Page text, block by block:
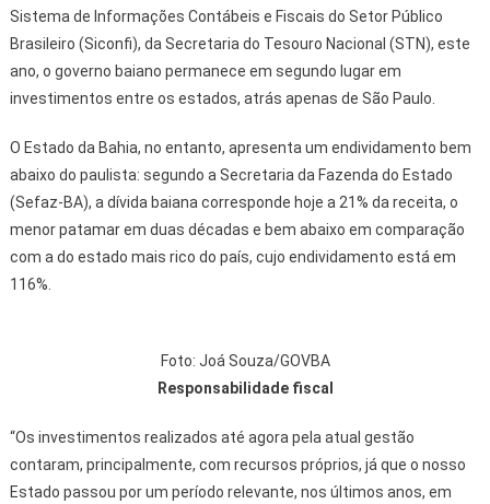
Sistema de Informações Contábeis e Fiscais do Setor Público
Brasileiro (Siconfi), da Secretaria do Tesouro Nacional (STN), este
ano, o governo baiano permanece em segundo lugar em
investimentos entre os estados, atrás apenas de São Paulo.
O Estado da Bahia, no entanto, apresenta um endividamento bem
abaixo do paulista: segundo a Secretaria da Fazenda do Estado
(Sefaz-BA), a dívida baiana corresponde hoje a 21% da receita, o
menor patamar em duas décadas e bem abaixo em comparação
com a do estado mais rico do país, cujo endividamento está em
116%.
Foto: Joá Souza/GOVBA
Responsabilidade fiscal
“Os investimentos realizados até agora pela atual gestão
contaram, principalmente, com recursos próprios, já que o nosso
Estado passou por um período relevante, nos últimos anos, em